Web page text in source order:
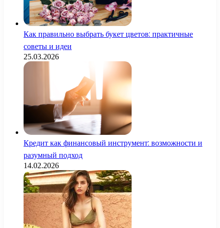
Как правильно выбрать букет цветов: практичные
советы и идеи
25.03.2026
Кредит как финансовый инструмент: возможности и
разумный подход
14.02.2026